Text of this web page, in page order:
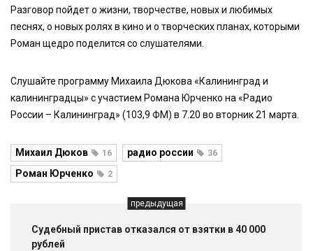
Разговор пойдет о жизни, творчестве, новых и любимых
песнях, о новых ролях в кино и о творческих планах, которыми
Роман щедро поделится со слушателями.
Слушайте программу Михаила Дюкова «Калининград и
калининградцы» с участием Романа Юрченко на «Радио
России – Калининград» (103,9 ФМ) в 7.20 во вторник 21 марта.
Михаил Дюков 16 радио россии 36
Роман Юрченко 2
предыдущая
Судебный пристав отказался от взятки в 40 000
рублей